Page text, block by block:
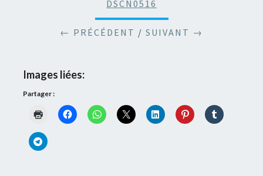
DSCN0516
← PRÉCÉDENT / SUIVANT →
Images liées:
Partager :